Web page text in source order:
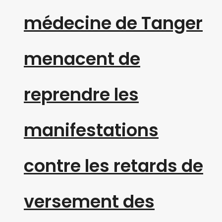
médecine de Tanger
menacent de
reprendre les
manifestations
contre les retards de
versement des